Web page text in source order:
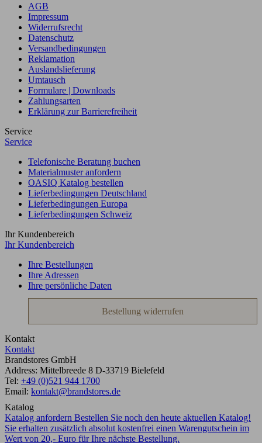
AGB
Impressum
Widerrufsrecht
Datenschutz
Versandbedingungen
Reklamation
Auslandslieferung
Umtausch
Formulare | Downloads
Zahlungsarten
Erklärung zur Barrierefreiheit
Service
Service
Telefonische Beratung buchen
Materialmuster anfordern
OASIQ Katalog bestellen
Lieferbedingungen Deutschland
Lieferbedingungen Europa
Lieferbedingungen Schweiz
Ihr Kundenbereich
Ihr Kundenbereich
Ihre Bestellungen
Ihre Adressen
Ihre persönliche Daten
Bestellung widerrufen
Kontakt
Kontakt
Brandstores GmbH
Address: Mittelbreede 8 D-33719 Bielefeld
Tel: +49 (0)521 944 1700
Email: kontakt@brandstores.de
Katalog
Katalog anfordern Bestellen Sie noch den heute aktuellen Katalog!
Sie erhalten zusätzlich absolut kostenfrei einen Warengutschein im
Wert von 20,- Euro für Ihre nächste Bestellung.